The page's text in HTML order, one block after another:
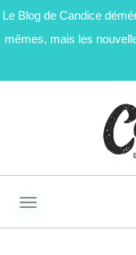
Le Blog de Candice
mêmes, mais les
Activer/désactiver la